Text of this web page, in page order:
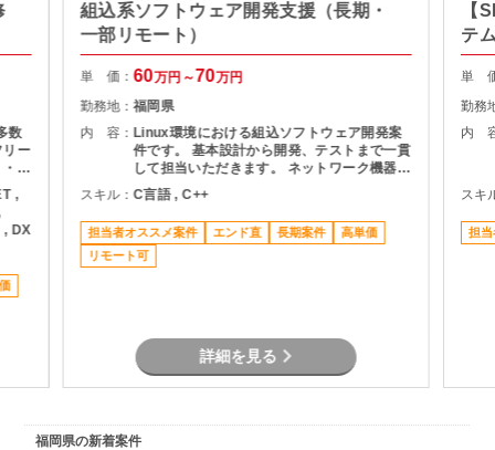
数
リー
弊
コ
当
の
,
, DX
組込系ソフトウェア開発支援（長期・
一部リモート）
単 価：60万円～70万円
勤務地：福岡県
内 容： Linux環境における組込ソフトウェア開発案
件です。 基本設計から開発、テストまで一貫
して担当いただきます。 ネットワーク機器と
連携するシステムの開発を中心に、ドライ
バ・ミドルウェア領域を含む下位レイヤーの
開発にも携わっていただきます。また、映
像・音声データを扱う機能やストリーミング
関連機能の開発・改修も予定されています。
スキル：C言語 , C++
担当者オススメ案件 エンド直 長期案件
高単価
リモート可
詳細を見る
【
テ
単
勤務
内
スキ
担当
福岡県の新着案件